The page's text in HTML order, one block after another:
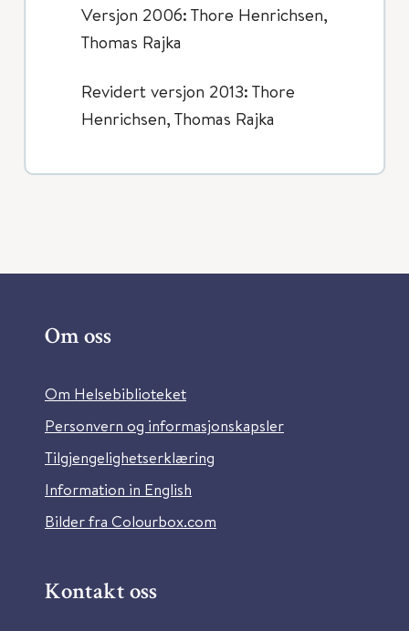
Versjon 2006: Thore Henrichsen,
Thomas Rajka
Revidert versjon 2013: Thore
Henrichsen, Thomas Rajka
Om oss
Om Helsebiblioteket
Personvern og informasjonskapsler
Tilgjengelighetserklæring
Information in English
Bilder fra Colourbox.com
Kontakt oss